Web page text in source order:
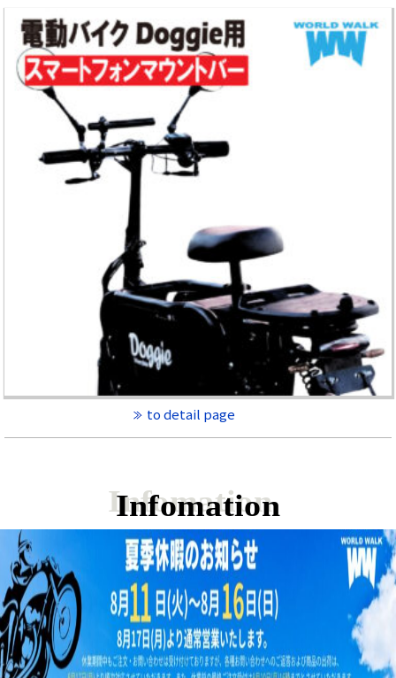
to detail page
Infomation